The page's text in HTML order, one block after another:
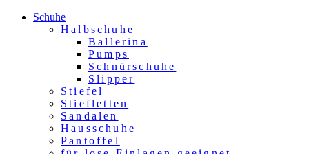
Schuhe
Halbschuhe
Ballerina
Pumps
Schnürschuhe
Slipper
Stiefel
Stiefletten
Sandalen
Hausschuhe
Pantoffel